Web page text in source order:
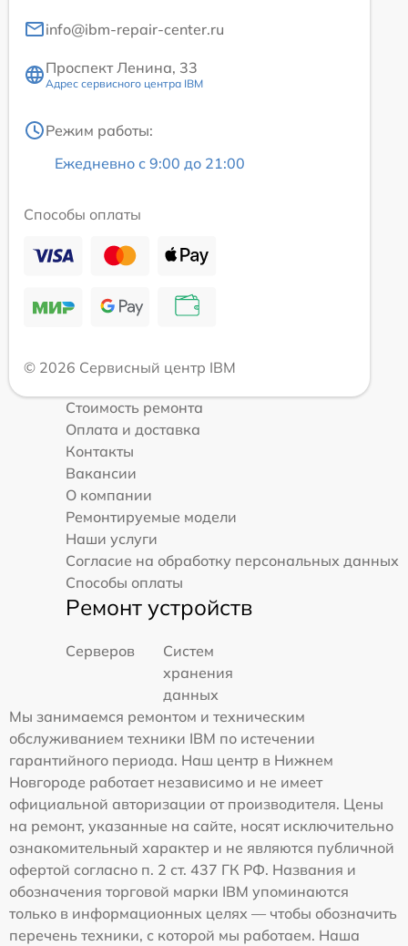
info@ibm-repair-center.ru
Проспект Ленина, 33
Адрес сервисного центра IBM
Режим работы:
Ежедневно с 9:00 до 21:00
Способы оплаты
© 2026 Сервисный центр IBM
Стоимость ремонта
Оплата и доставка
Контакты
Вакансии
О компании
Ремонтируемые модели
Наши услуги
Согласие на обработку персональных данных
Способы оплаты
Ремонт устройств
Серверов
Систем
хранения
данных
Мы занимаемся ремонтом и техническим
обслуживанием техники IBM по истечении
гарантийного периода. Наш центр в Нижнем
Новгороде работает независимо и не имеет
официальной авторизации от производителя. Цены
на ремонт, указанные на сайте, носят исключительно
ознакомительный характер и не являются публичной
офертой согласно п. 2 ст. 437 ГК РФ. Названия и
обозначения торговой марки IBM упоминаются
только в информационных целях — чтобы обозначить
перечень техники, с которой мы работаем. Наша